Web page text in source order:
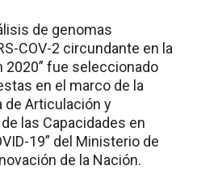
de genomas
COV-2 circundante en la
2020” fue seleccionado
en el marco de la
de Articulación y
las Capacidades en
19” del Ministerio de
de la Nación.